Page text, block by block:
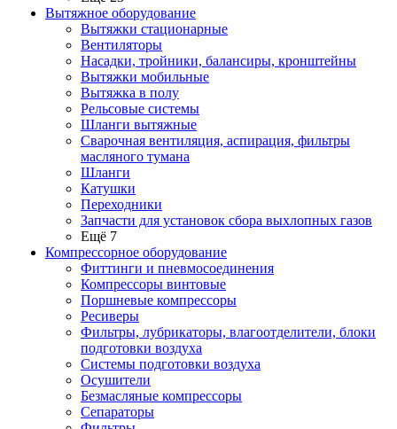
Вытяжное оборудование
Вытяжки стационарные
Вентиляторы
Насадки, тройники, балансиры, кронштейны
Вытяжки мобильные
Вытяжка в полу
Рельсовые системы
Шланги вытяжные
Сварочная вентиляция, аспирация, фильтры
масляного тумана
Шланги
Катушки
Переходники
Запчасти для установок сбора выхлопных газов
Ещё 7
Компрессорное оборудование
Фиттинги и пневмосоединения
Компрессоры винтовые
Поршневые компрессоры
Ресиверы
Фильтры, лубрикаторы, влагоотделители, блоки
подготовки воздуха
Системы подготовки воздуха
Осушители
Безмасляные компрессоры
Сепараторы